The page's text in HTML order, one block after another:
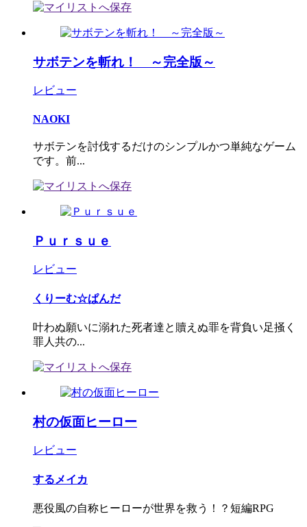
サボテンを斬れ！ ～完全版～
レビュー
NAOKI
サボテンを討伐するだけのシンプルかつ単純なゲーム
です。前...
Ｐｕｒｓｕｅ
レビュー
くりーむ☆ぱんだ
叶わぬ願いに溺れた死者達と贖えぬ罪を背負い足掻く
罪人共の...
村の仮面ヒーロー
レビュー
するメイカ
悪役風の自称ヒーローが世界を救う！？短編RPG